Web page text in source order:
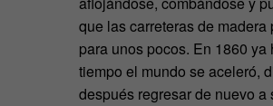
que las carreteras de
para unos pocos. En 1860
tiempo el mundo se aceleró,
después regresar de nuevo